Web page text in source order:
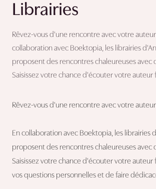
Librairies
Rêvez-vous d'une rencontre avec votre
collaboration avec Boektopia, les librairies
proposent des rencontres chaleureuses avec
Saisissez votre chance d'écouter votre auteur
Rêvez-vous d'une rencontre avec votre
En collaboration avec Boektopia, les librairies
proposent des rencontres chaleureuses avec
Saisissez votre chance d'écouter votre auteur
vos questions personnelles et de faire